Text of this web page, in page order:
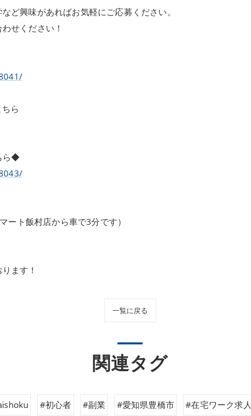
ど興味があればお気軽にご応募ください。
せください！
ら
ら◆
ト飯村店から車で3分です）
ます！
一覧に戻る
関連タグ
#初心者 #副業 #愛知県豊橋市 #在宅ワーク求人